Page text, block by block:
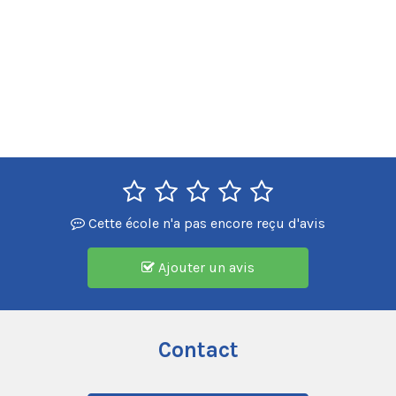
Cette école n'a pas encore reçu d'avis
Ajouter un avis
Contact